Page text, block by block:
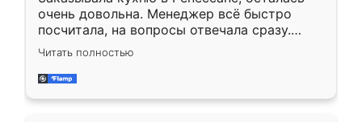
очень довольна. Менеджер всё быстро
посчитала, на вопросы отвечала сразу.
Замерщик приехал в субботу, подошёл к
делу со всей ответственностью. Собрали
за день, ребята работали аккуратно, даже
Читать полностью